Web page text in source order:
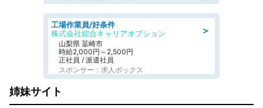
＞
工場作業員/好条件
株式会社綜合キャリアオプション
山梨県 韮崎市
時給2,000円～2,500円
正社員 / 派遣社員
スポンサー：求人ボックス
姉妹サイト